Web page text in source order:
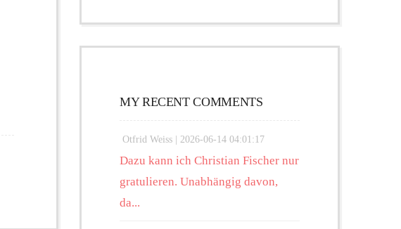
MY RECENT COMMENTS
Otfrid Weiss | 2026-06-14 04:01:17
Dazu kann ich Christian Fischer nur
gratulieren. Unabhängig davon,
da...